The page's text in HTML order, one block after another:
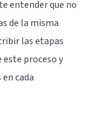
entender que no
de la misma
las etapas
proceso y
cada